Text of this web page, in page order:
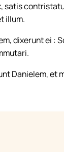
satis
illum.
dixerunt ei :
Danielem, et